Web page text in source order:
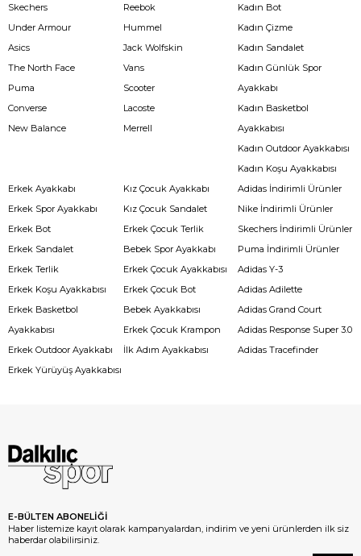
Skechers
Under Armour
Asics
The North Face
Puma
Converse
New Balance
Reebok
Hummel
Jack Wolfskin
Vans
Scooter
Lacoste
Merrell
Kadın Bot
Kadın Çizme
Kadın Sandalet
Kadın Günlük Spor
Ayakkabı
Kadın Basketbol
Ayakkabısı
Kadın Outdoor Ayakkabısı
Kadın Koşu Ayakkabısı
Erkek Ayakkabı
Erkek Spor Ayakkabı
Erkek Bot
Erkek Sandalet
Erkek Terlik
Erkek Koşu Ayakkabısı
Erkek Basketbol
Ayakkabısı
Erkek Outdoor Ayakkabı
Erkek Yürüyüş Ayakkabısı
Kız Çocuk Ayakkabı
Kız Çocuk Sandalet
Erkek Çocuk Terlik
Bebek Spor Ayakkabı
Erkek Çocuk Ayakkabısı
Erkek Çocuk Bot
Bebek Ayakkabısı
Erkek Çocuk Krampon
İlk Adım Ayakkabısı
Adidas İndirimli Ürünler
Nike İndirimli Ürünler
Skechers İndirimli Ürünler
Puma İndirimli Ürünler
Adidas Y-3
Adidas Adilette
Adidas Grand Court
Adidas Response Super 3.0
Adidas Tracefinder
E-BÜLTEN ABONELİĞİ
Haber listemize kayıt olarak kampanyalardan, indirim ve yeni ürünlerden ilk siz
haberdar olabilirsiniz.